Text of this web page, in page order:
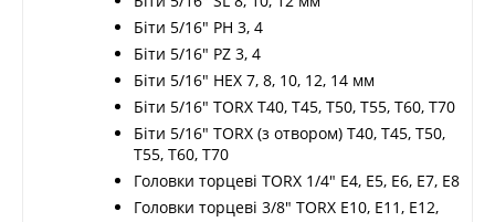
Біти 5/16" PH 3, 4
Біти 5/16" PZ 3, 4
Біти 5/16" HEX 7, 8, 10, 12, 14 мм
Біти 5/16" TORX T40, T45, T50, T55, T60, T70
Біти 5/16" TORX (з отвором) Т40, Т45, Т50,
Т55, Т60, Т70
Головки торцеві TORX 1/4" E4, E5, E6, E7, E8
Головки торцеві 3/8" TORX E10, E11, E12,